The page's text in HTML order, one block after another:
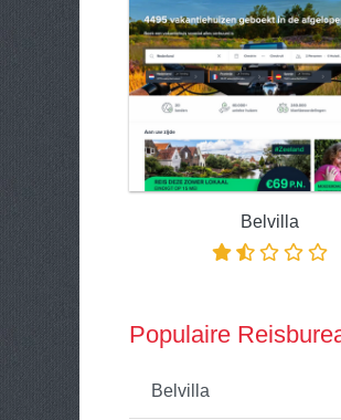
Belvilla
Populaire
Belvilla